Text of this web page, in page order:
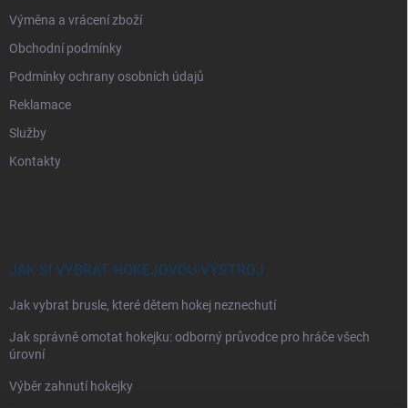
Výměna a vrácení zboží
Obchodní podmínky
Podmínky ochrany osobních údajů
Reklamace
Služby
Kontakty
JAK SI VYBRAT HOKEJOVOU VÝSTROJ
Jak vybrat brusle, které dětem hokej neznechutí
Jak správně omotat hokejku: odborný průvodce pro hráče všech
úrovní
Výběr zahnutí hokejky